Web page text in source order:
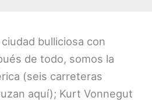
bulliciosa con
de todo, somos la
(seis carreteras
aquí); Kurt Vonnegut